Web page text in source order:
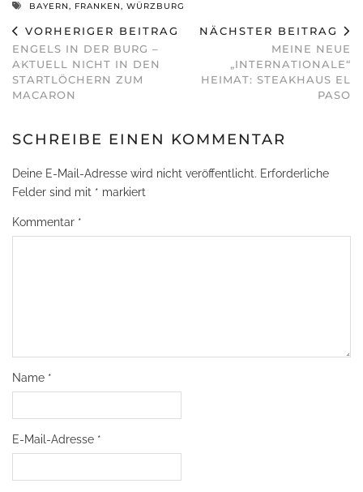
BAYERN, FRANKEN, WÜRZBURG
VORHERIGER BEITRAG
ENGELS IN DER BURG –
AKTUELL NICHT IN DEN
STARTLÖCHERN ZUM
MACARON
NÄCHSTER BEITRAG
MEINE NEUE
„INTERNATIONALE“
HEIMAT: STEAKHAUS EL
PASO
SCHREIBE EINEN KOMMENTAR
Deine E-Mail-Adresse wird nicht veröffentlicht. Erforderliche
Felder sind mit * markiert
Kommentar *
Name *
E-Mail-Adresse *